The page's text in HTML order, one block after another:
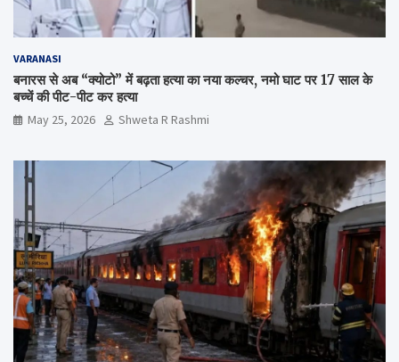
VARANASI
बनारस से अब “क्योटो” में बढ़ता हत्या का नया कल्चर, नमो घाट पर 17 साल के
बच्चें की पीट-पीट कर हत्या
May 25, 2026 Shweta R Rashmi